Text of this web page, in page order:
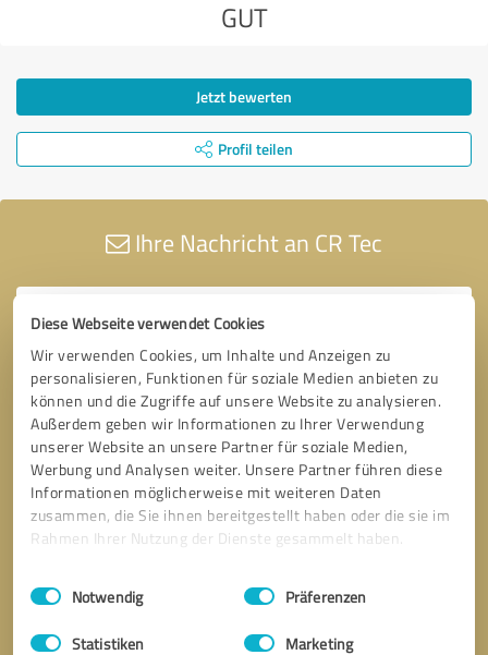
Diese Webseite verwendet Cookies
Wir verwenden Cookies, um Inhalte und Anzeigen zu
personalisieren, Funktionen für soziale Medien anbieten zu
können und die Zugriffe auf unsere Website zu analysieren.
Außerdem geben wir Informationen zu Ihrer Verwendung
unserer Website an unsere Partner für soziale Medien,
Werbung und Analysen weiter. Unsere Partner führen diese
Informationen möglicherweise mit weiteren Daten
zusammen, die Sie ihnen bereitgestellt haben oder die sie im
Rahmen Ihrer Nutzung der Dienste gesammelt haben.
Impressum Datenschutzbestimmungen
Einwilligungsauswahl
Notwendig Präferenzen
Statistiken Marketing
GUT
Jetzt bewerten
Profil teilen
Ihre Nachricht an CR Tec